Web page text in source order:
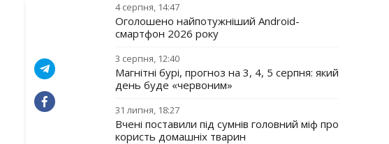
4 серпня, 14:47
Оголошено найпотужніший Android-
смартфон 2026 року
3 серпня, 12:40
Магнітні бурі, прогноз на 3, 4, 5 серпня: який
день буде «червоним»
31 липня, 18:27
Вчені поставили під сумнів головний міф про
користь домашніх тварин